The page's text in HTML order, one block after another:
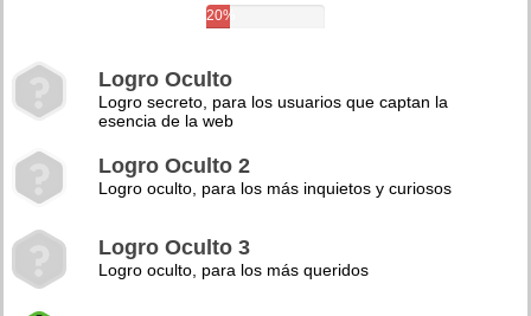
20%
Logro Oculto
Logro secreto, para los usuarios que captan la
esencia de la web
Logro Oculto 2
Logro oculto, para los más inquietos y curiosos
Logro Oculto 3
Logro oculto, para los más queridos